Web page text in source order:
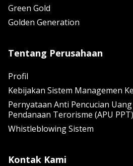
Green Gold
Golden Generation
Tentang Perusahaan
Profil
Kebijakan Sistem Managemen
Pernyataan Anti Pencucian
Pendanaan Terorisme (APU PPT)
Whistleblowing Sistem
Kontak Kami